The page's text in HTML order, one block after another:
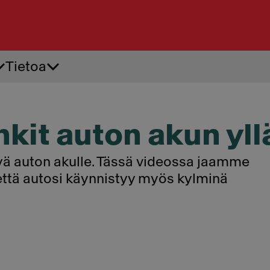
Apuvirta
Auton käynnistysapu
Auton oven avaus
Tietoa
auton akun
auton akulle. Tässä videossa jaamme
autosi käynnistyy myös kylminä